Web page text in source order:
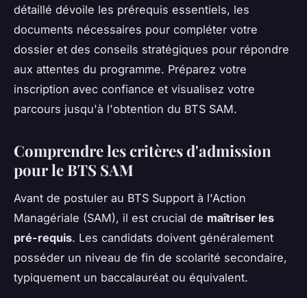
détaillé dévoile les prérequis essentiels, les
documents nécessaires pour compléter votre
dossier et des conseils stratégiques pour répondre
aux attentes du programme. Préparez votre
inscription avec confiance et visualisez votre
parcours jusqu'à l'obtention du BTS SAM.
Comprendre les critères d'admission
pour le BTS SAM
Avant de postuler au BTS Support à l'Action
Managériale (SAM), il est crucial de maîtriser les
pré-requis. Les candidats doivent généralement
posséder un niveau de fin de scolarité secondaire,
typiquement un baccalauréat ou équivalent.